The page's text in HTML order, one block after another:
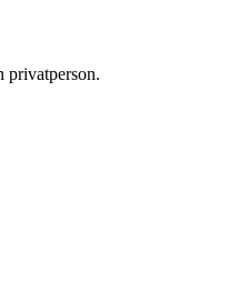
privatperson.